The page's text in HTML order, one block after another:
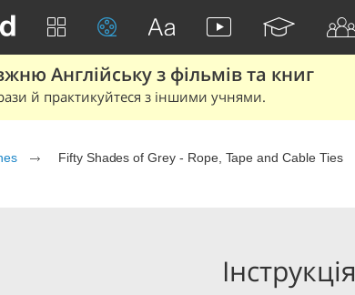
Англійську з фільмів та книг
й практикуйтеся з іншими учнями.
Fifty Shades of Grey - Rope, Tape and Cable Ties
Інструкція